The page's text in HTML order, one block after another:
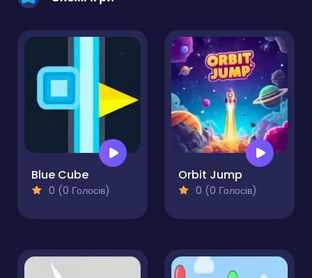
Blue Cube
0 (0 Голосів)
Orbit Jump
0 (0 Голосів)